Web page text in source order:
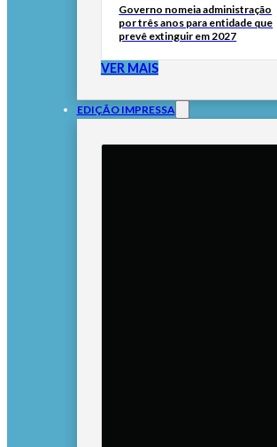
Governo nomeia administração
por três anos para entidade que
prevê extinguir em 2027
VER MAIS
EDIÇÃO IMPRESSA